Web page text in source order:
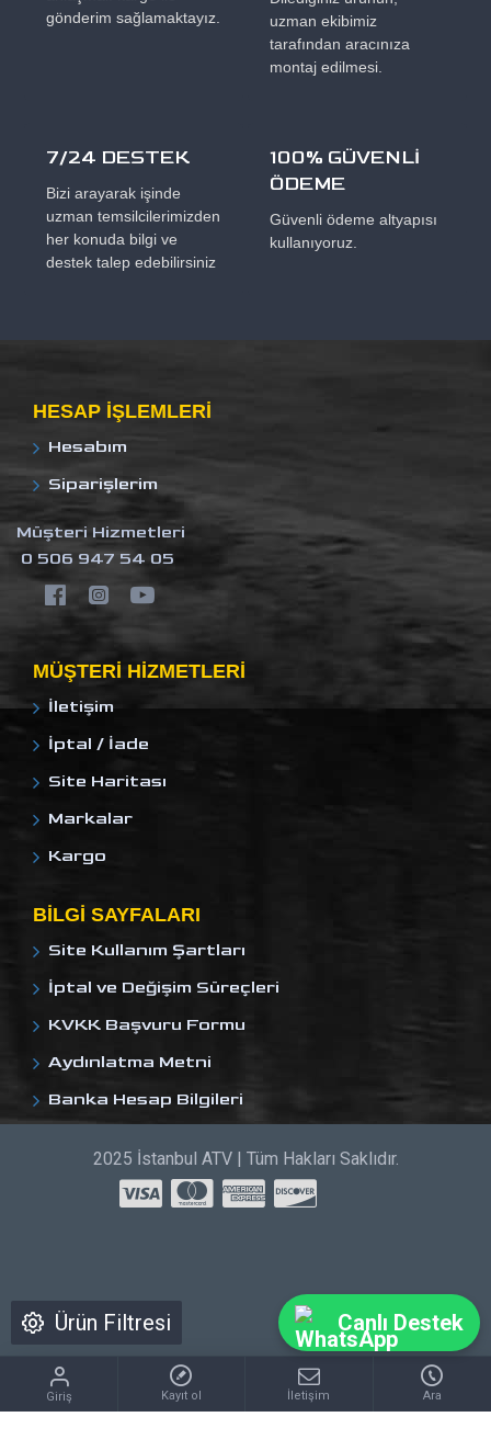
gönderim sağlamaktayız.
uzman ekibimiz
tarafından aracınıza
montaj edilmesi.
7/24 DESTEK
Bizi arayarak işinde
uzman temsilcilerimizden
her konuda bilgi ve
destek talep edebilirsiniz
100% GÜVENLİ
ÖDEME
Güvenli ödeme altyapısı
kullanıyoruz.
HESAP IŞLEMLERI
Hesabım
Siparişlerim
Müşteri Hizmetleri
0 506 947 54 05
MÜŞTERI HIZMETLERI
İletişim
İptal / İade
Site Haritası
Markalar
Kargo
BILGI SAYFALARI
Site Kullanım Şartları
İptal ve Değişim Süreçleri
KVKK Başvuru Formu
Aydınlatma Metni
Banka Hesap Bilgileri
2025 İstanbul ATV | Tüm Hakları Saklıdır.
Giriş Kayıt ol İletişim Ara
Canlı Destek
Ürün Filtresi